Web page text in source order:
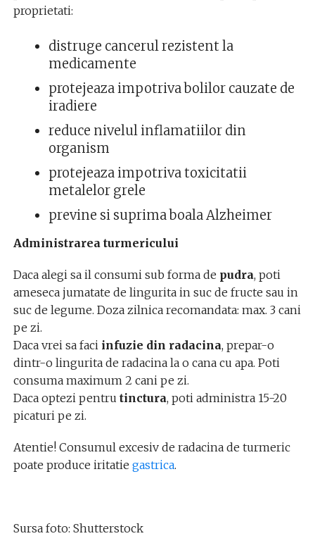
proprietati:
distruge cancerul rezistent la
medicamente
protejeaza impotriva bolilor cauzate de
iradiere
reduce nivelul inflamatiilor din
organism
protejeaza impotriva toxicitatii
metalelor grele
previne si suprima boala Alzheimer
Administrarea turmericului
Daca alegi sa il consumi sub forma de pudra, poti
ameseca jumatate de lingurita in suc de fructe sau in
suc de legume. Doza zilnica recomandata: max. 3 cani
pe zi.
Daca vrei sa faci infuzie din radacina, prepar-o
dintr-o lingurita de radacina la o cana cu apa. Poti
consuma maximum 2 cani pe zi.
Daca optezi pentru tinctura, poti administra 15-20
picaturi pe zi.
Atentie! Consumul excesiv de radacina de turmeric
poate produce iritatie gastrica.
Sursa foto: Shutterstock